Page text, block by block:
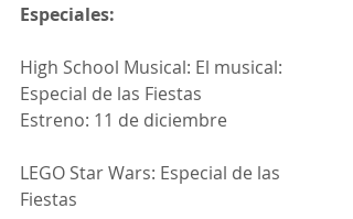
Especiales:
High School Musical: El musical:
Especial de las Fiestas
Estreno: 11 de diciembre
LEGO Star Wars: Especial de las
Fiestas